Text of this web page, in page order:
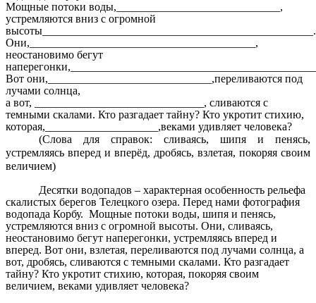
Мощные потоки воды,_____________________________,
устремляются вниз с огромной
высоты________________________________________________.
Они,________________________________________,
неостановимо бегут
Вот они,_____________________________,переливаются под
лучами солнца,
а вот, ______________________________, сливаются с
темными скалами. Кто разгадает тайну? Кто укротит стихию,
которая,____________________,веками удивляет человека?
(Слова для справок: сливаясь, шипя и пенясь,
устремляясь вперед и вперёд, дробясь, взлетая, покоряя своим
величием)
Десятки водопадов – характерная особенность рельефа
скалистых берегов Телецкого озера. Перед нами фотография
водопада Корбу. Мощные потоки воды, шипя и пенясь,
устремляются вниз с огромной высоты. Они, сливаясь,
неостановимо бегут наперегонки, устремляясь вперед и
вперед. Вот они, взлетая, переливаются под лучами солнца, а
вот, дробясь, сливаются с темными скалами. Кто разгадает
тайну? Кто укротит стихию, которая, покоряя своим
величием, веками удивляет человека?